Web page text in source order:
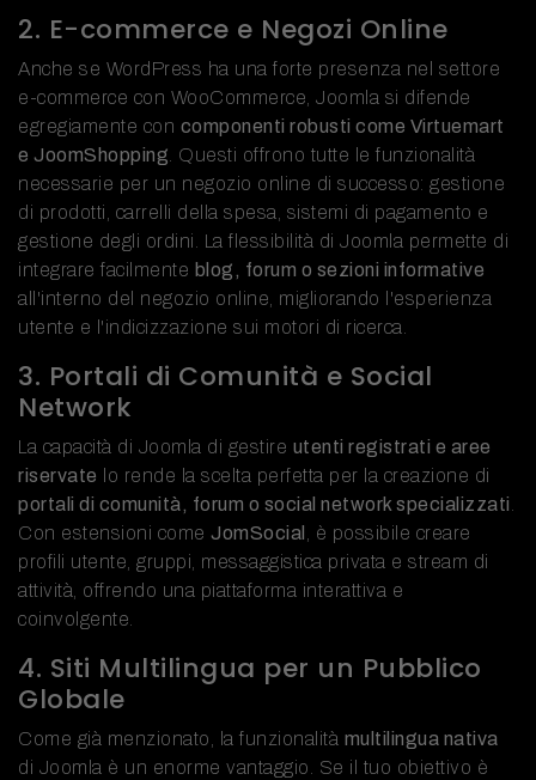
2. E-commerce e Negozi Online
Anche se WordPress ha una forte presenza nel settore
e-commerce con WooCommerce, Joomla si difende
egregiamente con componenti robusti come Virtuemart
e JoomShopping . Questi offrono tutte le funzionalità
necessarie per un negozio online di successo: gestione
di prodotti, carrelli della spesa, sistemi di pagamento e
gestione degli ordini. La flessibilità di Joomla permette di
integrare facilmente blog, forum o sezioni informative
all'interno del negozio online, migliorando l'esperienza
utente e l'indicizzazione sui motori di ricerca.
3. Portali di Comunità e Social
Network
La capacità di Joomla di gestire utenti registrati e aree
riservate lo rende la scelta perfetta per la creazione di
portali di comunità, forum o social network specializzati
Con estensioni come JomSocial
, è possibile creare
profili utente, gruppi, messaggistica privata e stream di
attività, offrendo una piattaforma interattiva e
coinvolgente.
4. Siti Multilingua per un Pubblico
Globale
Come già menzionato, la funzionalità multilingua nativa
di Joomla è un enorme vantaggio. Se il tuo obiettivo è